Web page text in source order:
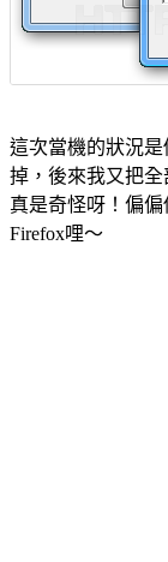
這次當機的狀況
掉，後來我又把全
真是奇怪呀！偏
Firefox哩～